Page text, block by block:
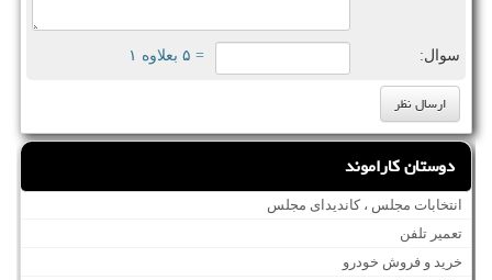
سوال: = ۵ بعلاوه ۱
دوستان کاراموند
انتخابات مجلس ، کاندیدای مجلس
تعمیر تلفن
خرید و فروش خودرو